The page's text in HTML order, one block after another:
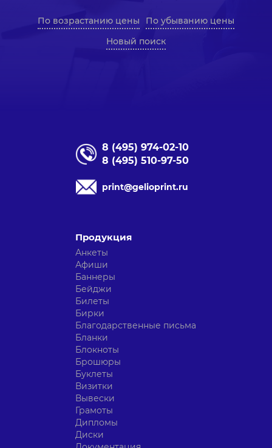
По возрастанию цены
По убыванию цены
Новый поиск
8 (495) 974-02-10
8 (495) 510-97-50
print@gelioprint.ru
Продукция
Анкеты
Афиши
Баннеры
Бейджи
Билеты
Бирки
Благодарственные письма
Бланки
Блокноты
Брошюры
Буклеты
Визитки
Вывески
Грамоты
Дипломы
Диски